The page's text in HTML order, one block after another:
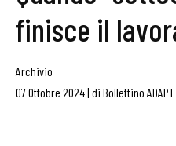
finisce il
Archivio
07 Ottobre 2024| di Bollettino ADAPT